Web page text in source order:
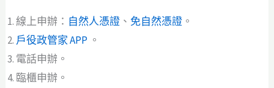
線上申辦： 自然人憑證 、 免自然憑證 。
戶役政管家 APP 。
電話申辦。
臨櫃申辦。